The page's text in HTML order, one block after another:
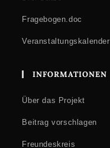
Fragebogen.doc
Veranstaltungskalender
INFORMATIONEN
Über das Projekt
Beitrag vorschlagen
Freundeskreis